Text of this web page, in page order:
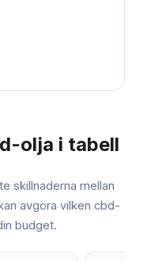
olja i tabell
skillnaderna mellan
avgöra vilken cbd-
budget.